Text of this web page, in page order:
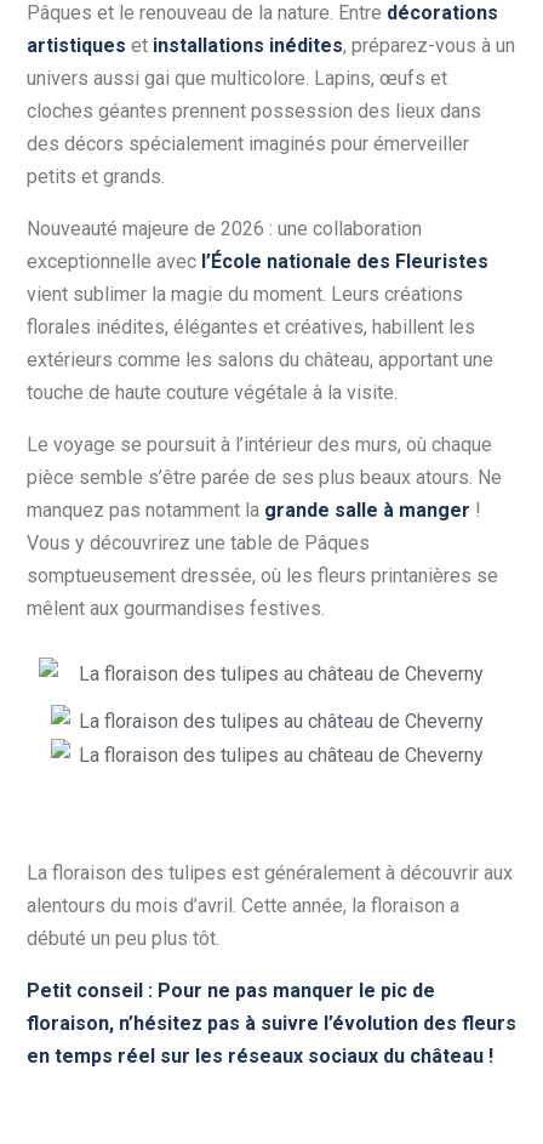
Pâques et le renouveau de la nature. Entre décorations
artistiques et installations inédites, préparez-vous à un
univers aussi gai que multicolore. Lapins, œufs et
cloches géantes prennent possession des lieux dans
des décors spécialement imaginés pour émerveiller
petits et grands.
Nouveauté majeure de 2026 : une collaboration
exceptionnelle avec l’École nationale des Fleuristes
vient sublimer la magie du moment. Leurs créations
florales inédites, élégantes et créatives, habillent les
extérieurs comme les salons du château, apportant une
touche de haute couture végétale à la visite.
Le voyage se poursuit à l’intérieur des murs, où chaque
pièce semble s’être parée de ses plus beaux atours. Ne
manquez pas notamment la grande salle à manger !
Vous y découvrirez une table de Pâques
somptueusement dressée, où les fleurs printanières se
mêlent aux gourmandises festives.
La floraison des tulipes est généralement à découvrir aux
alentours du mois d’avril. Cette année, la floraison a
débuté un peu plus tôt.
Petit conseil : Pour ne pas manquer le pic de
floraison, n’hésitez pas à suivre l’évolution des fleurs
en temps réel sur les réseaux sociaux du château !